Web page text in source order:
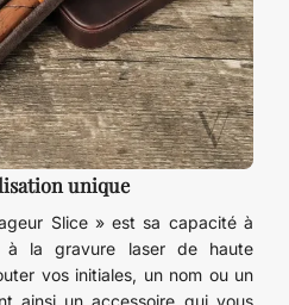
unique
Slice » est sa capacité à
à la gravure laser de haute
vos initiales, un nom ou un